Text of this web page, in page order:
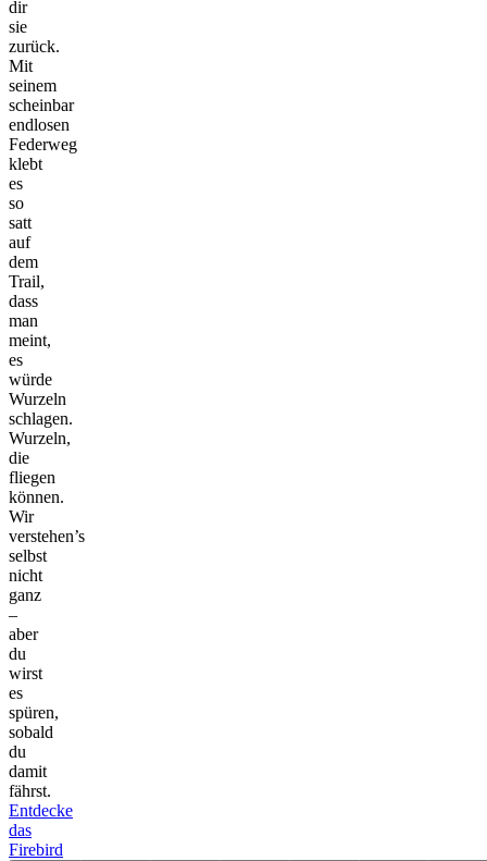
dir
sie
zurück.
Mit
seinem
scheinbar
endlosen
Federweg
klebt
es
so
satt
auf
dem
Trail,
dass
man
meint,
es
würde
Wurzeln
schlagen.
Wurzeln,
die
fliegen
können.
Wir
verstehen’s
selbst
nicht
ganz
–
aber
du
wirst
es
spüren,
sobald
du
damit
fährst.
Entdecke
das
Firebird